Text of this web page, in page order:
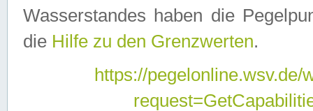
Wasserstandes haben die
die Hilfe zu den Grenzwerten.
https://